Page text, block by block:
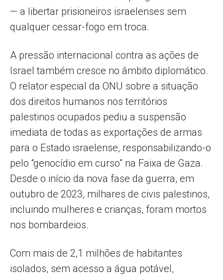
— a libertar prisioneiros israelenses sem
qualquer cessar-fogo em troca.
A pressão internacional contra as ações de
Israel também cresce no âmbito diplomático.
O relator especial da ONU sobre a situação
dos direitos humanos nos territórios
palestinos ocupados pediu a suspensão
imediata de todas as exportações de armas
para o Estado israelense, responsabilizando-o
pelo “genocídio em curso” na Faixa de Gaza.
Desde o início da nova fase da guerra, em
outubro de 2023, milhares de civis palestinos,
incluindo mulheres e crianças, foram mortos
nos bombardeios.
Com mais de 2,1 milhões de habitantes
isolados, sem acesso a água potável,